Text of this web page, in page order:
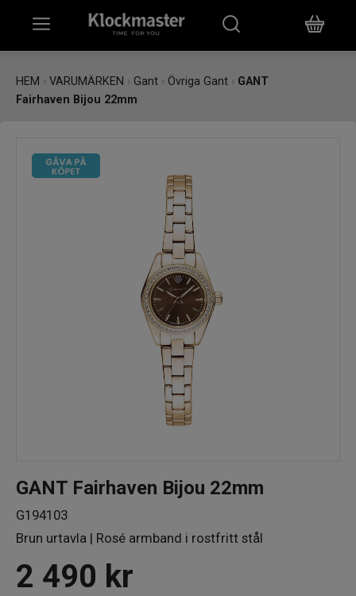
SMYCKEN
HEM › VARUMÄRKEN › Gant › Övriga Gant › GANT
Fairhaven Bijou 22mm
GANT Fairhaven Bijou 22mm
G194103
Brun urtavla | Rosé armband i rostfritt stål
2 490 kr